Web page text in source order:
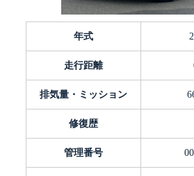
年式
走行距離
排気量・ミッション
修復歴
管理番号